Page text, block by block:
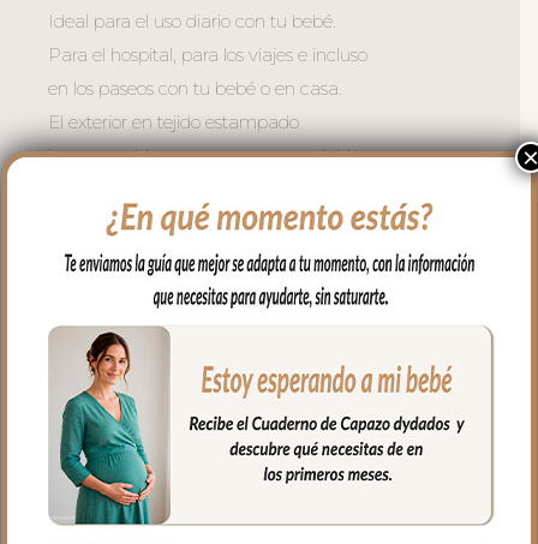
Ideal para el uso diario con tu bebé.
Para el hospital, para los viajes e incluso
en los paseos con tu bebé o en casa.
El exterior en tejido estampado
impermeable, muy suave y agradable.
impermeable; muy fácil de limpiar por
dentro y por fuera con paño húmedo y
cuando necesites puedes lavar en
lavadora siempre agua fría jabones no
abrasivos y secado al natural.
Cierre con cremallera al tono del
estampado.
Puedes llevar las cositas del aseo tu bebé
bien organizadas en el interior.
Medidas Neceser:
×